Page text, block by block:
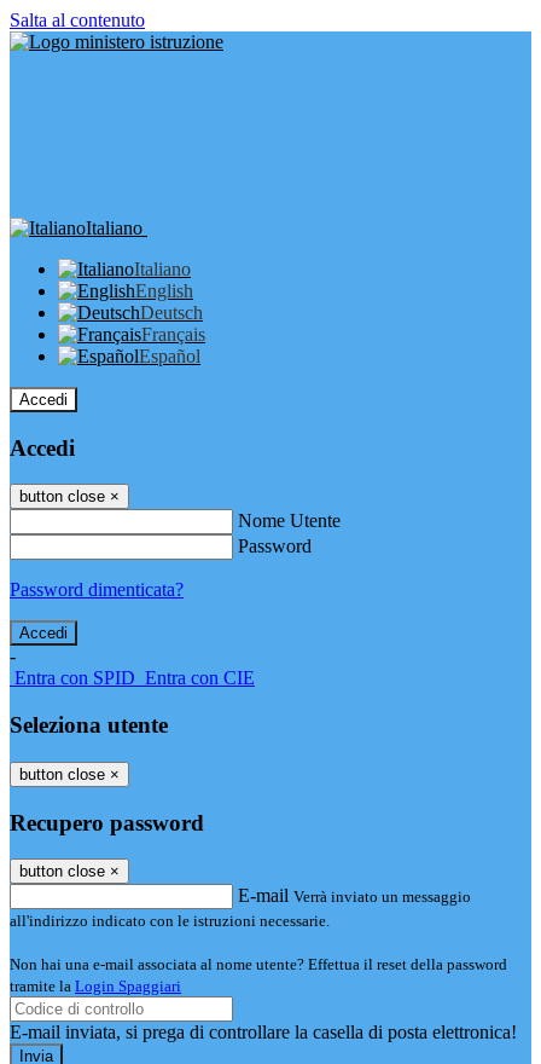
Salta al contenuto
Italiano
Italiano
English
Deutsch
Français
Español
Accedi
Accedi
button close ×
Nome Utente
Password
Password dimenticata?
-
Entra con SPID Entra con CIE
Seleziona utente
button close ×
Recupero password
button close ×
E-mail Verrà inviato un messaggio
all'indirizzo indicato con le istruzioni necessarie.
Non hai una e-mail associata al nome utente? Effettua il reset della password
tramite la Login Spaggiari
E-mail inviata, si prega di controllare la casella di posta elettronica!